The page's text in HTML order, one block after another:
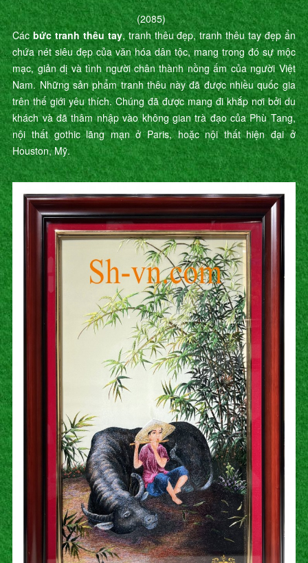
(2085)
Cácbức tranh thêu tay, tranh thêu đẹp, tranh thêu tay đẹp ẩn
chứa nét siêu đẹp của văn hóa dân tộc, mang trong đó sự mộc
mạc, giản dị và tình người chân thành nồng ấm của người Việt
Nam. Những sản phẩm tranh thêu này đã được nhiều quốc gia
trên thế giới yêu thích. Chúng đã được mang đi khắp nơi bởi du
khách và đã thâm nhập vào không gian trà đạo của Phù Tang,
nội thất gothic lãng mạn ở Paris, hoặc nội thất hiện đại ở
Houston, Mỹ.